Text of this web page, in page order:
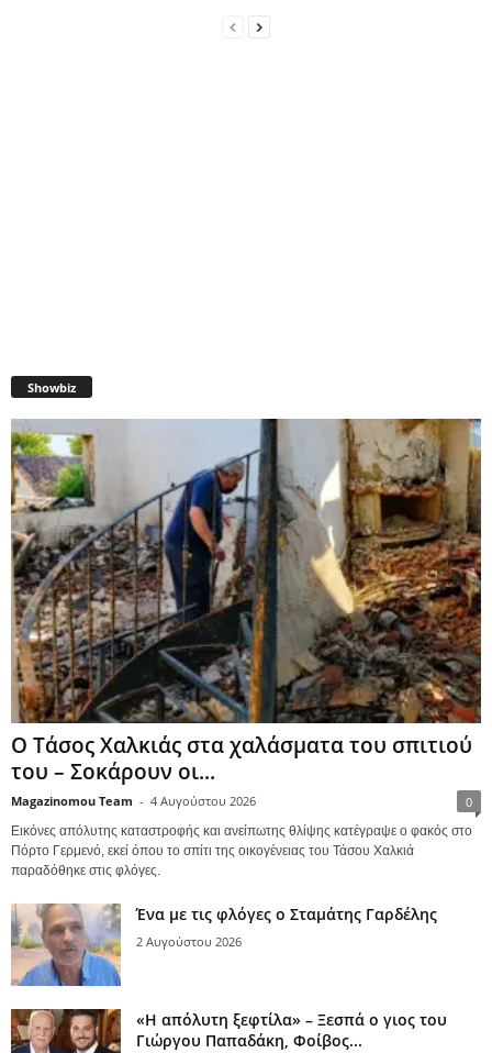
Showbiz
Ο Τάσος Χαλκιάς στα χαλάσματα του σπιτιού
του – Σοκάρουν οι...
Magazinomou Team - 4 Αυγούστου 2026 0
Εικόνες απόλυτης καταστροφής και ανείπωτης θλίψης κατέγραψε ο φακός στο
Πόρτο Γερμενό, εκεί όπου το σπίτι της οικογένειας του Τάσου Χαλκιά
παραδόθηκε στις φλόγες.
Ένα με τις φλόγες ο Σταμάτης Γαρδέλης
2 Αυγούστου 2026
«Η απόλυτη ξεφτίλα» – Ξεσπά ο γιος του
Γιώργου Παπαδάκη, Φοίβος...